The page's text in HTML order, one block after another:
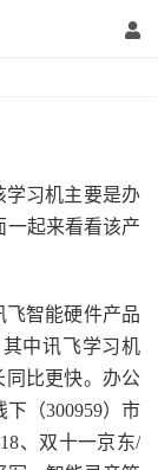
学习机主要是办
一起来看看该产
智能硬件产品
中讯飞学习机
同比更快。办公
（300959）市
、双十一京东/